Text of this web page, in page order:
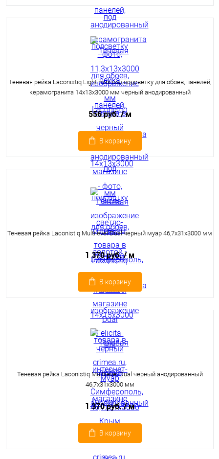
Теневая рейка Laconistiq Light mini под подсветку для обоев, панелей,
керамогранита 14х13х3000 мм черный анодированный
556 руб./ м
В корзину
Теневая рейка Laconistiq Multilevel Dual черный муар 46,7x31x3000 мм
1 370 руб./ м
В корзину
Теневая рейка Laconistiq Multilevel Dual черный анодированный
46,7x31x3000 мм
1 370 руб./ м
В корзину